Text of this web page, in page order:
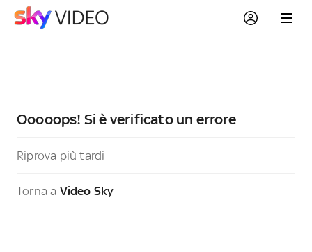
Ooooops! Si è verificato un errore
Riprova più tardi
Torna a Video Sky